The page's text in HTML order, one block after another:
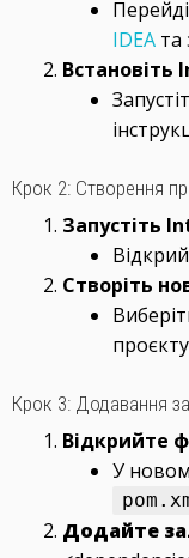
IDEAта
Встановіть
Крок 2: Створення
Запустіть
Створіть
Крок 3: Додавання
Відкрийте
У
Додайте